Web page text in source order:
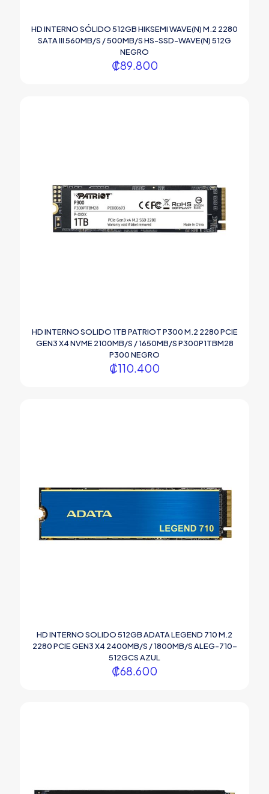
HD INTERNO SÓLIDO 512GB HIKSEMI WAVE(N) M.2 2280
SATA III 560MB/S / 500MB/S HS-SSD-WAVE(N) 512G
NEGRO
₡89.800
HD INTERNO SOLIDO 1TB PATRIOT P300 M.2 2280 PCIE
GEN3 X4 NVME 2100MB/S / 1650MB/S P300P1TBM28
P300 NEGRO
₡110.400
HD INTERNO SOLIDO 512GB ADATA LEGEND 710 M.2
2280 PCIE GEN3 X4 2400MB/S / 1800MB/S ALEG-710-
512GCS AZUL
₡68.600